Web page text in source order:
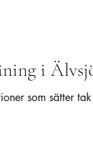
i
som sätter